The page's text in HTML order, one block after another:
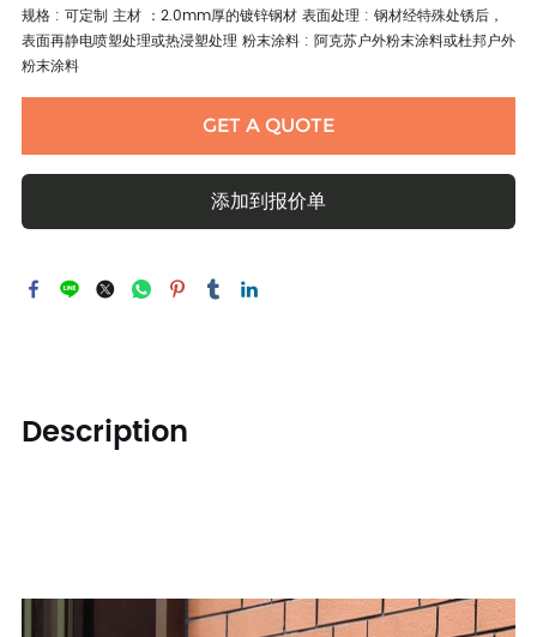
规格 : 可定制 主材 ：2.0mm厚的镀锌钢材 表面处理 : 钢材经特殊处锈后，
表面再静电喷塑处理或热浸塑处理 粉末涂料 : 阿克苏户外粉末涂料或杜邦户外
粉末涂料
GET A QUOTE
添加到报价单
Description